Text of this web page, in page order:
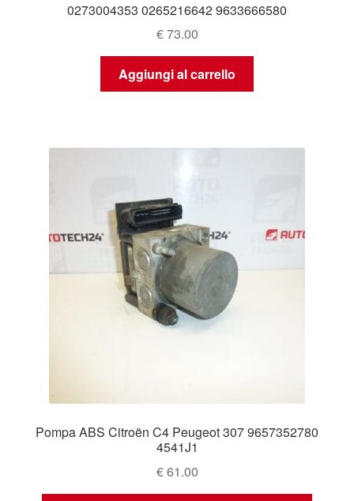
0273004353 0265216642 9633666580
€73.00
Aggiungi al carrello
Pompa ABS Citroën C4 Peugeot 307 9657352780
4541J1
€61.00